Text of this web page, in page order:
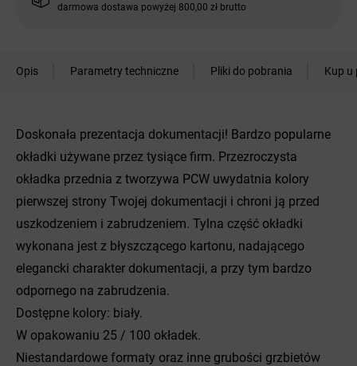
darmowa dostawa powyżej 800,00 zł brutto
Opis Parametry techniczne Pliki do pobrania Kup u
Doskonała prezentacja dokumentacji! Bardzo popularne
okładki używane przez tysiące firm. Przezroczysta
okładka przednia z tworzywa PCW uwydatnia kolory
pierwszej strony Twojej dokumentacji i chroni ją przed
uszkodzeniem i zabrudzeniem. Tylna część okładki
wykonana jest z błyszczącego kartonu, nadającego
elegancki charakter dokumentacji, a przy tym bardzo
odpornego na zabrudzenia.
Dostępne kolory: biały.
W opakowaniu 25 / 100 okładek.
Niestandardowe formaty oraz inne grubości grzbietów